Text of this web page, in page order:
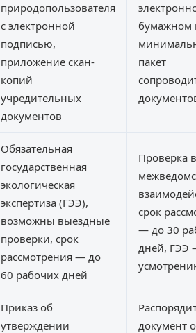
природопользователя
с электронной
подписью,
приложение скан-
копий
учредительных
документов
бумажном
пакет
Обязательная
государственная
экологическая
экспертиза (ГЭЭ),
возможны выездные
проверки, срок
рассмотрения — до
60 рабочих дней
Проверка
срок
— до 30
дней, ГЭЭ
Приказ об
утверждении
документ